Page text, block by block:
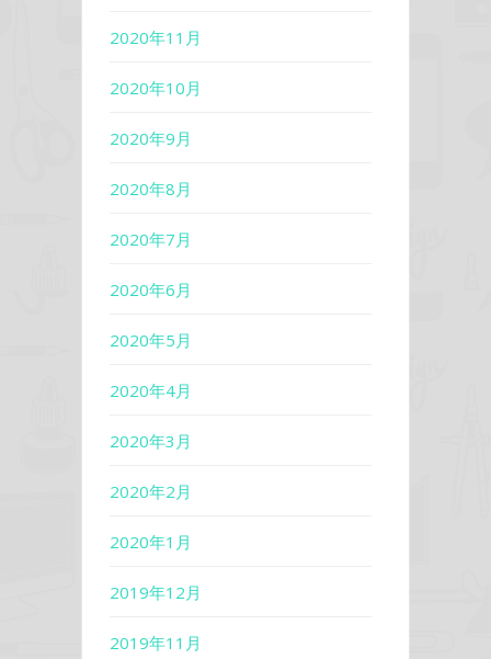
2020年11月
2020年10月
2020年9月
2020年8月
2020年7月
2020年6月
2020年5月
2020年4月
2020年3月
2020年2月
2020年1月
2019年12月
2019年11月